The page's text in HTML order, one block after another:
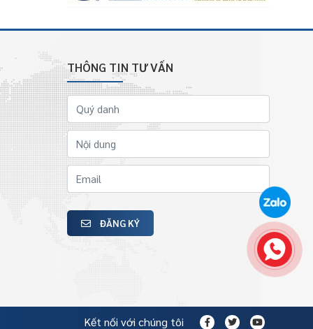
THÔNG TIN TƯ VẤN
ĐĂNG KÝ
Kết nối với chúng tôi